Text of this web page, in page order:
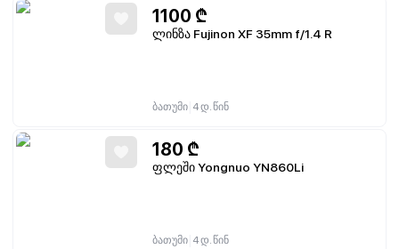
1100 ₾
ლინზა Fujinon XF 35mm f/1.4 R
ბათუმი 4 დ. წინ
180 ₾
ფლეში Yongnuo YN860Li
ბათუმი 4 დ. წინ